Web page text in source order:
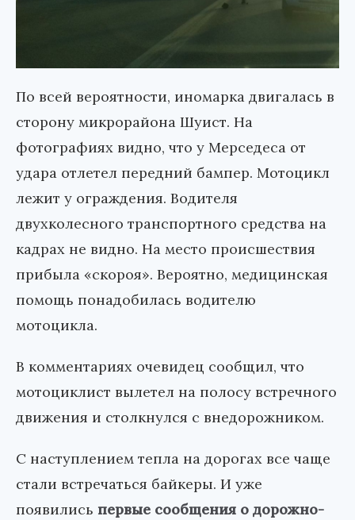
По всей вероятности, иномарка двигалась в
сторону микрорайона Шуист. На
фотографиях видно, что у Мерседеса от
удара отлетел передний бампер. Мотоцикл
лежит у ограждения. Водителя
двухколесного транспортного средства на
кадрах не видно. На место происшествия
прибыла «скороя». Вероятно, медицинская
помощь понадобилась водителю
мотоцикла.
В комментариях очевидец сообщил, что
мотоциклист вылетел на полосу встречного
движения и столкнулся с внедорожником.
С наступлением тепла на дорогах все чаще
стали встречаться байкеры. И уже
появились первые сообщения о дорожно-